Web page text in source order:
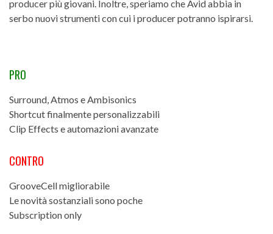
producer più giovani. Inoltre, speriamo che Avid abbia in
serbo nuovi strumenti con cui i producer potranno ispirarsi.
PRO
Surround, Atmos e Ambisonics
Shortcut finalmente personalizzabili
Clip Effects e automazioni avanzate
CONTRO
GrooveCell migliorabile
Le novità sostanziali sono poche
Subscription only